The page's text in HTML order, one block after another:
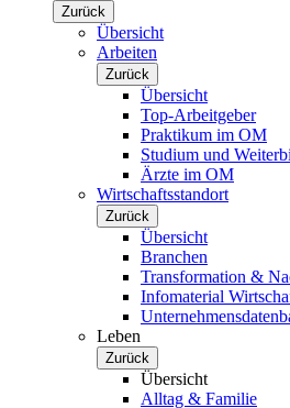
Zurück
Übersicht
Arbeiten
Zurück
Übersicht
Top-Arbeitgeber
Praktikum im OM
Studium und
Ärzte im OM
Wirtschaftsstandort
Zurück
Übersicht
Branchen
Transformation &
Infomaterial
Leben
Zurück
Übersicht
Alltag & Familie